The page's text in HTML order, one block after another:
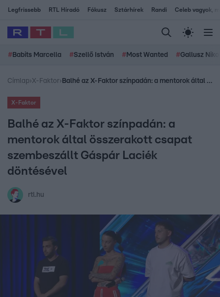
Legfrissebb RTL Híradó Fókusz Sztárhírek Randi Celeb vagyok,
# Babits Marcella #Szellő István # Most Wanted #Gallusz
Címlap›X-Faktor› Balhé az X-Faktor színpadán: a mentorok által összerakott csapat szembeszállt Gáspár Laciék döntésével
X-Faktor
Balhé az X-Faktor színpadán: a
mentorok által összerakott csapat
szembeszállt Gáspár Laciék
döntésével
rtl.hu